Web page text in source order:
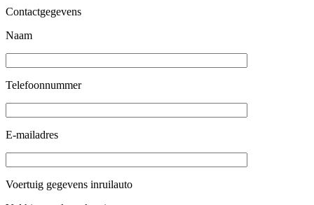
Contactgegevens
Naam
Telefoonnummer
E-mailadres
Voertuig gegevens inruilauto